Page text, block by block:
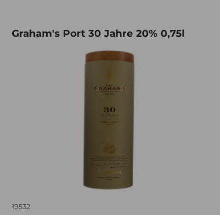
Graham's Port 30 Jahre 20% 0,75l
Graham's Port 30 Jahre 20% 0,75l
19532